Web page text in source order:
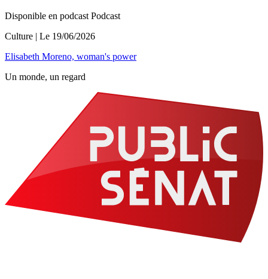
Disponible en podcast Podcast
Culture | Le 19/06/2026
Elisabeth Moreno, woman's power
Un monde, un regard